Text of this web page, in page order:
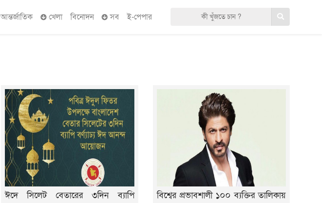
আন্তর্জাতিক খেলা বিনোদন সব ই-পেপার
ঈদে সিলেট বেতারের ৩দিন ব্যাপি
বিশ্বের প্রভাবশালী ১০০ ব্যক্তির তালিকায়